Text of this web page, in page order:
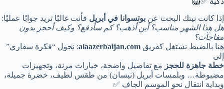
إذا كانت نيتك البحث عن بوتسوانا في أبريل فأنت غالبًا تريد جوابًا عمليًا:
هل هذا الشهر مناسب؟ أين أذهب؟ كم سأدفع؟ وكيف أحجز بدون
مفاجآت؟
هنا بالضبط نشتغل كفريق alaazerbaijan.com: نحول “فكرة سفاري”
إلى
خطة جاهزة للحجز مع تفاصيل واضحة، خيارات مرنة، وتجهيزات
مضبوطة… وبلمسات أبريل (نيسان) من طقس لطيف، خضرة جميلة،
وبداية انتقال نحو الموسم الجاف ✅